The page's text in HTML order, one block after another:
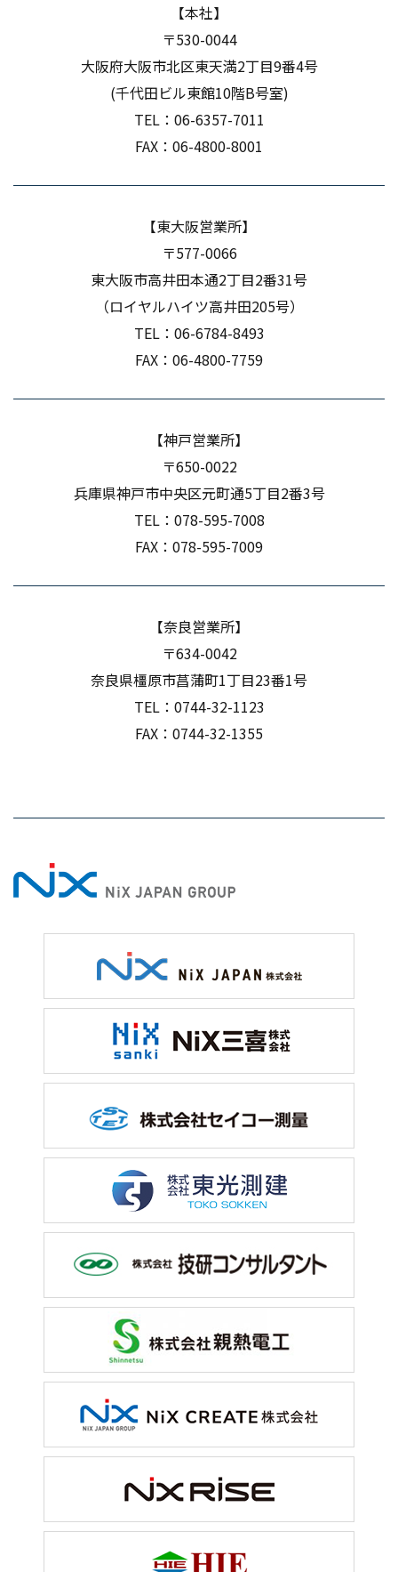
【本社】
〒530-0044
大阪府大阪市北区東天満​​​​​​​2丁目9番4号
(千代田ビル東館10階B号室)
TEL： 06-6357-7011
FAX：06-4800-8001
【東大阪営業所】
〒577-0066
東大阪市高井田本通2丁目2番31号
（ロイヤルハイツ高井田205号）
TEL： 06-6784-8493
FAX：06-4800-7759
【神戸営業所】
〒650-0022
兵庫県神戸市中央区元町通5丁目2番3号
TEL： 078-595-7008
FAX：078-595-7009
【奈良営業所】
〒634-0042
奈良県橿原市菖蒲町1丁目23番1号
TEL： 0744-32-1123
FAX：0744-32-1355